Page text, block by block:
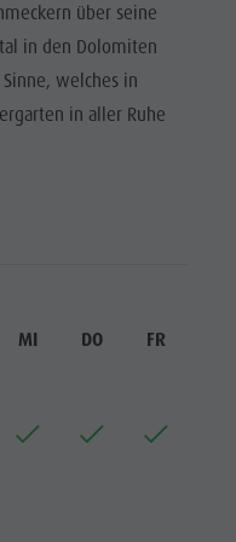
Freizeitpark
Niederrasen
& Minigolf
im
Fischteich
über seine
in den Dolomiten
welches in
in aller Ruhe
MI DO FR